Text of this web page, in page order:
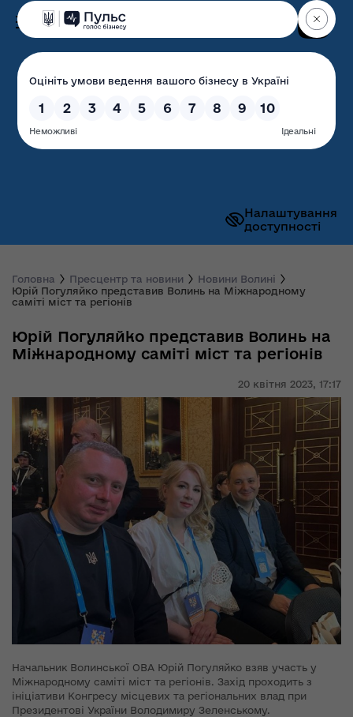
Налаштування
доступності
Волинська обласна
державна адміністрація
Головна Пресцентр та новини
Новини Волині
Юрій Погуляйко представив Волинь на Міжнародному
саміті міст та регіонів
20 квітня 2023, 17:17
Юрій Погуляйко представив Волинь на
Міжнародному саміті міст та регіонів
Начальник Волинської ОВА Юрій Погуляйко взяв участь у
Міжнародному саміті міст та регіонів. Захід проходить з
ініціативи Конгресу місцевих та регіональних влад при
Президентові України Володимиру Зеленському.